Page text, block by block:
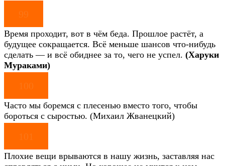
99
Время проходит, вот в чём беда. Прошлое растёт, а
будущее сокращается. Всё меньше шансов что-нибудь
сделать — и всё обиднее за то, чего не успел. (Харуки
Мураками)
100
Часто мы боремся с плесенью вместо того, чтобы
бороться с сыростью. (Михаил Жванецкий)
101
Плохие вещи врываются в нашу жизнь, заставляя нас